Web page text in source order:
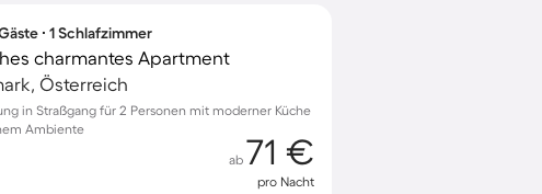
∙ 1 Schlafzimmer
charmantes Apartment
Österreich
in Straßgang für 2 Personen mit moderner Küche
Ambiente
ab 71 €
pro Nacht